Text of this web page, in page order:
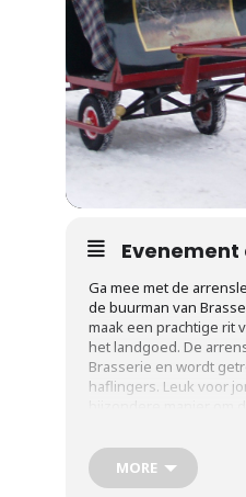
Ga mee met de
de buurman van
maak een prachtige rit
het landgoed. De
Brasserie en wordt
haflingers. Leuk voor
NB: er is een
dus het is goed tijdig te
reserveren vanaf 12.00
MORE